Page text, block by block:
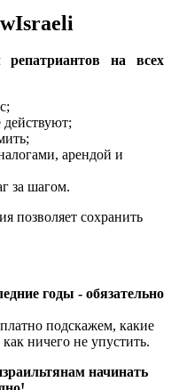
на всех
действуют;
арендой и
за шагом.
позволяет сохранить
годы - обязательно
подскажем, какие
ничего не упустить.
начинать